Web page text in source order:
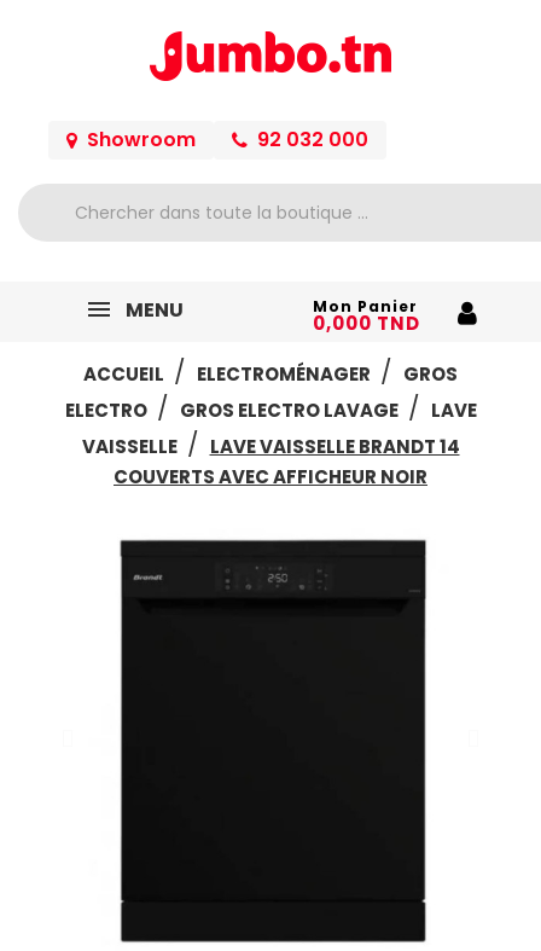
Showroom 92 032 000
MENU Mon Panier
0,000 TND
ACCUEIL
ELECTROMÉNAGER
GROS
ELECTRO
GROS ELECTRO LAVAGE
LAVE
VAISSELLE
LAVE VAISSELLE BRANDT 14
COUVERTS AVEC AFFICHEUR NOIR